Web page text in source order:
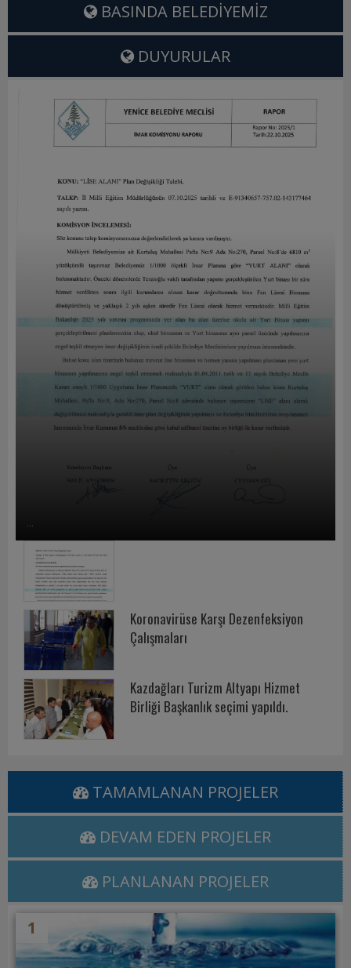
Telefon Rehberi
Tarihçemiz
Gezilecek Yerler
KAZDAĞ GÖKNAR OTEL
YENİCE BELEDİYESİ KAPYA OTEL
E-BELEDİYE
E-Belediye İşlemleri
BASINDA BELEDIYEMIZ
DUYURULAR
...
Koronavirüse Karşı Dezenfeksiyon
Çalışmaları
Kazdağları Turizm Altyapı Hizmet
Birliği Başkanlık seçimi yapıldı.
TAMAMLANAN PROJELER
DEVAM EDEN PROJELER
PLANLANAN PROJELER
1